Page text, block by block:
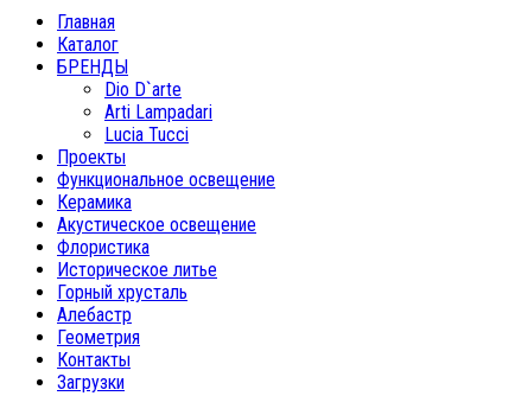
Главная
Каталог
БРЕНДЫ
Dio D`arte
Arti Lampadari
Lucia Tucci
Проекты
Функциональное освещение
Керамика
Акустическое освещение
Флористика
Историческое литье
Горный хрусталь
Алебастр
Геометрия
Контакты
Загрузки